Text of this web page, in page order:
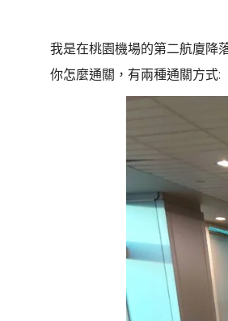
我是在桃園機場的第二航廈降
你怎麼通關，有兩種通關方式: